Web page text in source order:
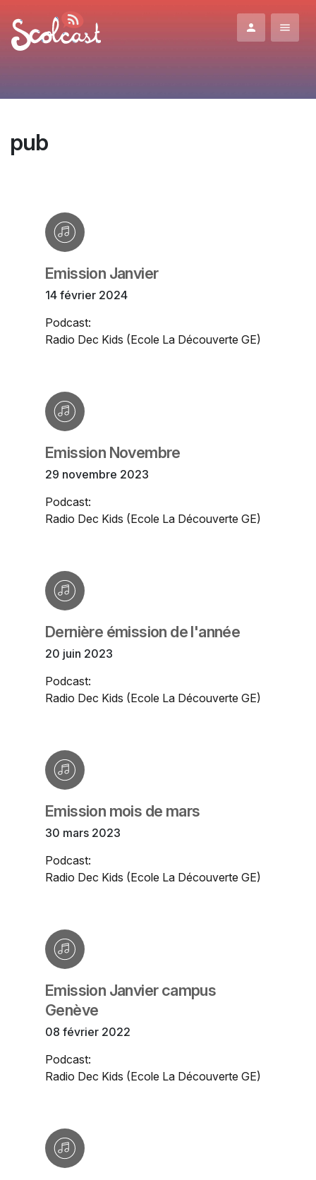
pub
Emission Janvier
14 février 2024
Podcast:
Radio Dec Kids (Ecole La Découverte GE)
Emission Novembre
29 novembre 2023
Podcast:
Radio Dec Kids (Ecole La Découverte GE)
Dernière émission de l'année
20 juin 2023
Podcast:
Radio Dec Kids (Ecole La Découverte GE)
Emission mois de mars
30 mars 2023
Podcast:
Radio Dec Kids (Ecole La Découverte GE)
Emission Janvier campus
Genève
08 février 2022
Podcast:
Radio Dec Kids (Ecole La Découverte GE)